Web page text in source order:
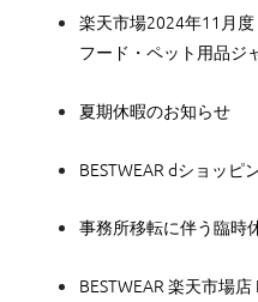
楽天市場2024年11月
フード・ペット用品ジ
夏期休暇のお知らせ
BESTWEAR dショッピ
事務所移転に伴う臨時
BESTWEAR 楽天市場